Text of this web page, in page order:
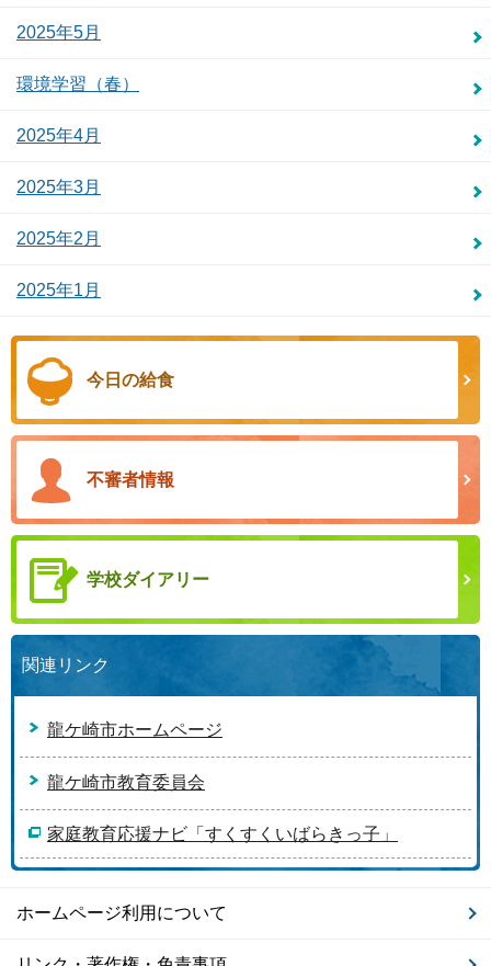
2025年5月
環境学習（春）
2025年4月
2025年3月
2025年2月
2025年1月
今日の給食
不審者情報
学校ダイアリー
関連リンク
龍ケ崎市ホームページ
龍ケ崎市教育委員会
家庭教育応援ナビ「すくすくいばらきっ子」
ホームページ利用について